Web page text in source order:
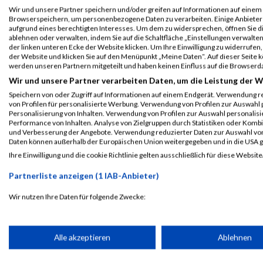
Einzelwertung männlich
B2Run Karlsruhe
Teamwertung männlich
3619 Jesus Jeronimo Jacobo Torres
B2Run Karlsruhe
Teamwertung mixed
3619 Jesus Jeronimo Jacobo Torres
Legende:
GPos = Geschlechter Position, KPos = Kategorie Position, TPos
Disqualifiziert
Laufsport Anmeldung
Wir und unsere Partner speichern und/oder greifen auf Informationen auf einem
Browserspeichern, um personenbezogene Daten zu verarbeiten. Einige
aufgrund eines berechtigten Interesses. Um dem zu widersprechen, öffnen Sie
ablehnen oder verwalten, indem Sie auf die Schaltfläche „Einstellungen
der linken unteren Ecke der Website klicken. Um Ihre Einwilligung zu
der Website und klicken Sie auf den Menüpunkt „Meine Daten“. Auf dieser
werden unseren Partnern mitgeteilt und haben keinen Einfluss auf die
Wir und unsere Partner verarbeiten Daten, um die Leistung der
Speichern von oder Zugriff auf Informationen auf einem Endgerät. Verwendung
von Profilen für personalisierte Werbung. Verwendung von Profilen zur
Personalisierung von Inhalten. Verwendung von Profilen zur Auswahl
Performance von Inhalten. Analyse von Zielgruppen durch Statistiken oder
und Verbesserung der Angebote. Verwendung reduzierter Daten zur Auswahl
Daten können außerhalb der Europäischen Union weitergegeben und in die USA
Ihre Einwilligung und die cookie Richtlinie gelten ausschließlich für diese
Partnerliste anzeigen (1 IAB-Anbieter)
Wir nutzen Ihre Daten für folgende Zwecke:
Speichern von oder Zugriff auf Informationen auf einem
Alle akzeptieren Ablehnen